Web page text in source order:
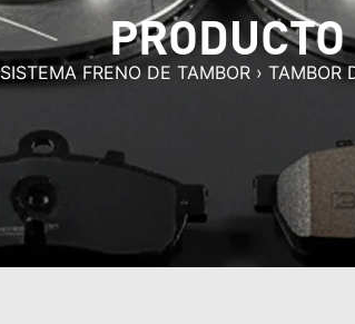
PRODUCTO
SISTEMA FRENO DE TAMBOR› TAMBOR